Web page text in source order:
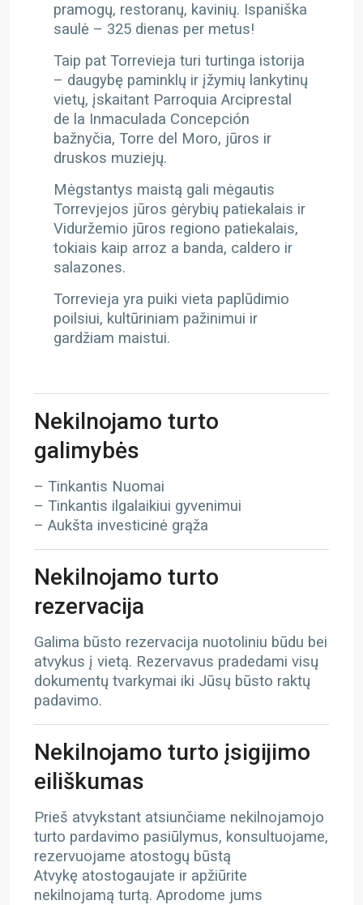
pramogų, restoranų, kavinių. Ispaniška
saulė – 325 dienas per metus!
Taip pat Torrevieja turi turtinga istorija
– daugybę paminklų ir įžymių lankytinų
vietų, įskaitant Parroquia Arciprestal
de la Inmaculada Concepción
bažnyčia, Torre del Moro, jūros ir
druskos muziejų.
Mėgstantys maistą gali mėgautis
Torrevjejos jūros gėrybių patiekalais ir
Viduržemio jūros regiono patiekalais,
tokiais kaip arroz a banda, caldero ir
salazones.
Torrevieja yra puiki vieta paplūdimio
poilsiui, kultūriniam pažinimui ir
gardžiam maistui.
Nekilnojamo turto
galimybės
– Tinkantis Nuomai
– Tinkantis ilgalaikiui gyvenimui
– Aukšta investicinė grąža
Nekilnojamo turto
rezervacija
Galima būsto rezervacija nuotoliniu būdu bei
atvykus į vietą. Rezervavus pradedami visų
dokumentų tvarkymai iki Jūsų būsto raktų
padavimo.
Nekilnojamo turto įsigijimo
eiliškumas
Prieš atvykstant atsiunčiame nekilnojamojo
turto pardavimo pasiūlymus, konsultuojame,
rezervuojame atostogų būstą
Atvykę atostogaujate ir apžiūrite
nekilnojamą turtą. Aprodome jums